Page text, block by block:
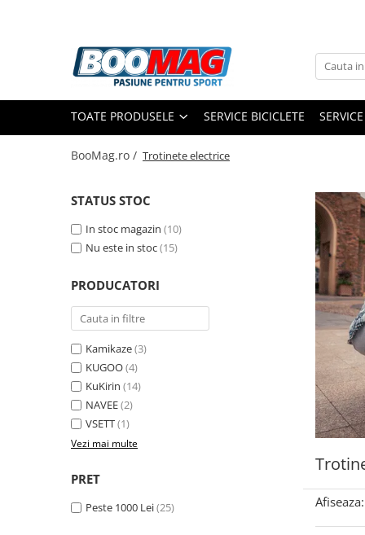
Toate Produsele
Biciclete
Biciclete copii
Biciclete barbati
Biciclete mountain bike (MTB)
Biciclete electrice
Biciclete de oras
Accesorii biciclete
Scaun bicicleta copii
Chei si scule bicicleta
Antifurt bicicleta
Cosuri bicicleta
TOATE PRODUSELE SERVICE BICICLETE
BooMag.ro / Trotinete electrice
STATUS STOC
In stoc magazin (10)
Nu este in stoc(15)
PRODUCATORI
Kamikaze(3)
KUGOO(4)
KuKirin (14)
NAVEE(2)
VSETT(1)
Vezi mai multe
PRET
Peste 1000 Lei(25) Afiseaza: